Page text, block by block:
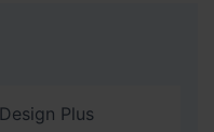
Plus